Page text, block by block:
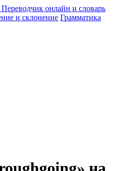
и склонение Грамматика